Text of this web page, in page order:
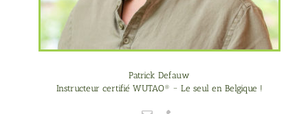
Patrick Defauw
Instructeur certifié WUTAO® ~ Le seul en Belgique !